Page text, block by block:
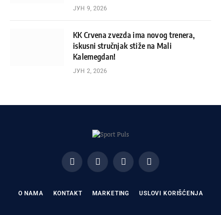
ЈУН 9, 2026
KK Crvena zvezda ima novog trenera,
iskusni stručnjak stiže na Mali
Kalemegdan!
ЈУН 2, 2026
FacebookX
(Twitter)
InstagramPinterest
O NAMA KONTAKT MARKETING USLOVI KORIŠĆENJA